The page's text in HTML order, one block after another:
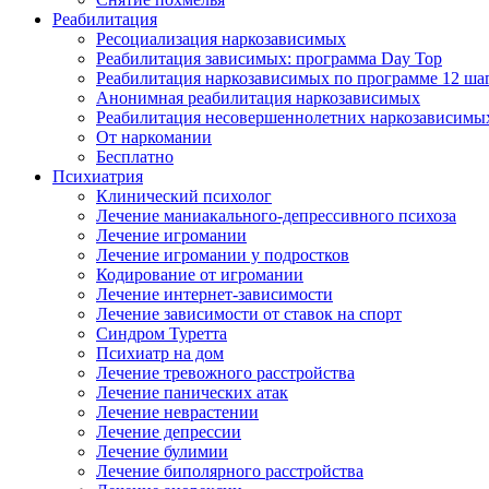
Реабилитация
Ресоциализация наркозависимых
Реабилитация зависимых: программа Day Top
Реабилитация наркозависимых по программе 12
Анонимная реабилитация наркозависимых
Реабилитация несовершеннолетних
От наркомании
Бесплатно
Психиатрия
Клинический психолог
Лечение маниакального-депрессивного психоза
Лечение игромании
Лечение игромании у подростков
Кодирование от игромании
Лечение интернет-зависимости
Лечение зависимости от ставок на спорт
Синдром Туретта
Психиатр на дом
Лечение тревожного расстройства
Лечение панических атак
Лечение неврастении
Лечение депрессии
Лечение булимии
Лечение биполярного расстройства